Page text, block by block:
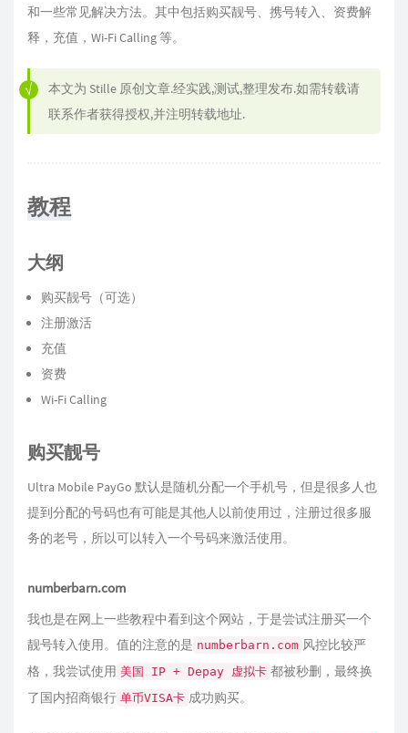
和一些常见解决方法。其中包括购买靓号、携号转入、资费解
释，充值，Wi-Fi Calling 等。
本文为 Stille 原创文章.经实践,测试,整理发布.如需转载请
联系作者获得授权,并注明转载地址.
教程
大纲
购买靓号（可选）
注册激活
充值
资费
Wi-Fi Calling
购买靓号
Ultra Mobile PayGo 默认是随机分配一个手机号，但是很多人也
提到分配的号码也有可能是其他人以前使用过，注册过很多服
务的老号，所以可以转入一个号码来激活使用。
numberbarn.com
我也是在网上一些教程中看到这个网站，于是尝试注册买一个
靓号转入使用。值的注意的是 numberbarn.com 风控比较严
格，我尝试使用 美国 IP + Depay 虚拟卡 都被秒删，最终换
了国内招商银行 单币VISA卡 成功购买。